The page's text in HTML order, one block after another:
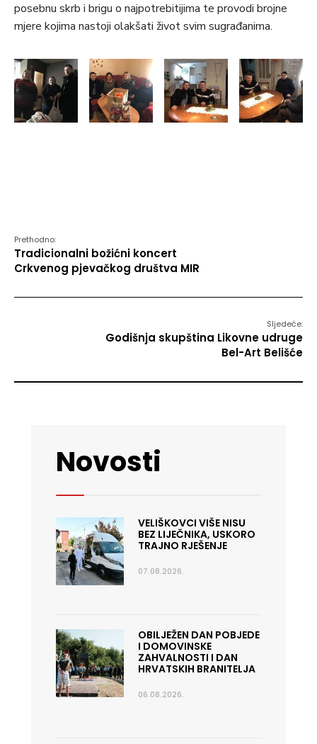
posebnu skrb i brigu o najpotrebitijima te provodi brojne
mjere kojima nastoji olakšati život svim sugrađanima.
Prethodno:
Tradicionalni božićni koncert
Crkvenog pjevačkog društva MIR
Sljedeće:
Godišnja skupština Likovne udruge
Bel-Art Belišće
Novosti
VELIŠKOVCI VIŠE NISU
BEZ LIJEČNIKA, USKORO
TRAJNO RJEŠENJE
07.08.2026.
OBILJEŽEN DAN POBJEDE
I DOMOVINSKE
ZAHVALNOSTI I DAN
HRVATSKIH BRANITELJA
06.08.2026.